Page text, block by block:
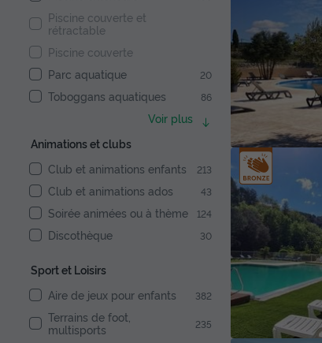
Piscine couverte et
rétractable
Piscine couverte
Parc aquatique
20
Toboggans aquatiques 86
Voir plus
Animations et clubs
Club et animations enfants
213
Club et animations ados 43
Soirée animées ou à thème 124
Discothèque 30
Sport et Loisirs
Aire de jeux pour enfants
382
Terrains de foot,
multisports
235